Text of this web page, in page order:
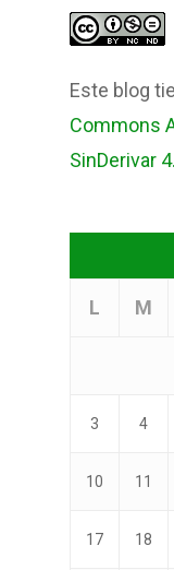
Este blog
Commons
SinDerivar
L M
3 4
10 11
17 18